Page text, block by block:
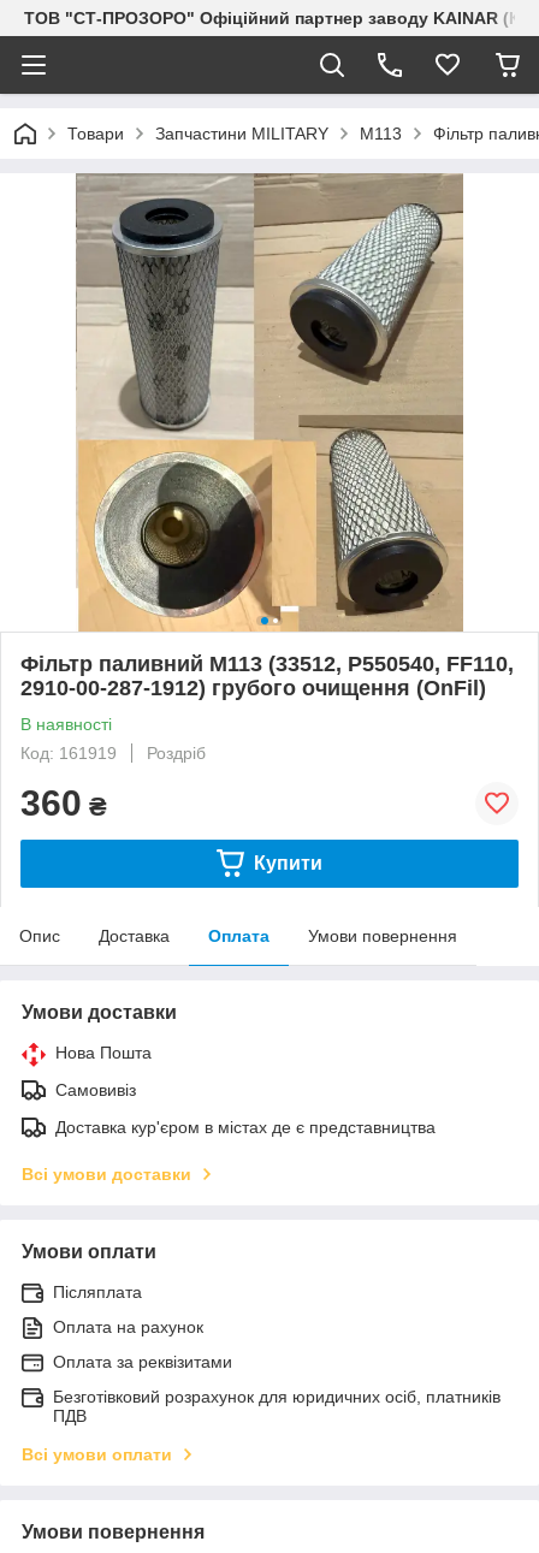
ТОВ "СТ-ПРОЗОРО" Офіційний партнер заводу KAINAR
Товари Запчастини MILITARY M113 Фільтр
Фільтр паливний M113 (33512, P550540, FF110,
2910-00-287-1912) грубого очищення (OnFil)
В наявності
Код: 161919
Роздріб
360 ₴
Купити
Опис Доставка Оплата Умови повернення
Умови доставки
Нова Пошта
Самовивіз
Доставка кур'єром в містах де є представництва
Всі умови доставки
Умови оплати
Післяплата
Оплата на рахунок
Оплата за реквізитами
Безготівковий розрахунок для юридичних осіб, платників
ПДВ
Всі умови оплати
Умови повернення